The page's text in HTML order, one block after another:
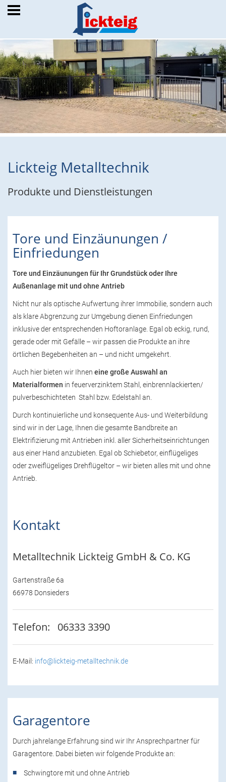
Lickteig Metalltechnik
Produkte und Dienstleistungen
Tore und Einzäunungen /
Einfriedungen
Tore und Einzäunungen für Ihr Grundstück oder Ihre
Außenanlage mit und ohne Antrieb
Nicht nur als optische Aufwertung ihrer Immobilie, sondern auch
als klare Abgrenzung zur Umgebung dienen Einfriedungen
inklusive der entsprechenden Hoftoranlage. Egal ob eckig, rund,
gerade oder mit Gefälle – wir passen die Produkte an ihre
örtlichen Begebenheiten an – und nicht umgekehrt.
Auch hier bieten wir Ihnen eine große Auswahl an
Materialformen in feuerverzinktem Stahl, einbrennlackierten/
pulverbeschichteten Stahl bzw. Edelstahl an.
Durch kontinuierliche und konsequente Aus- und Weiterbildung
sind wir in der Lage, Ihnen die gesamte Bandbreite an
Elektrifizierung mit Antrieben inkl. aller Sicherheitseinrichtungen
aus einer Hand anzubieten. Egal ob Schiebetor, einflügeliges
oder zweiflügeliges Drehflügeltor – wir bieten alles mit und ohne
Antrieb.
Kontakt
Metalltechnik Lickteig GmbH & Co. KG
Gartenstraße 6a
66978 Donsieders
Telefon: 06333 3390
E-Mail: info@lickteig-metalltechnik.de
Garagentore
Durch jahrelange Erfahrung sind wir Ihr Ansprechpartner für
Garagentore. Dabei bieten wir folgende Produkte an:
Schwingtore mit und ohne Antrieb